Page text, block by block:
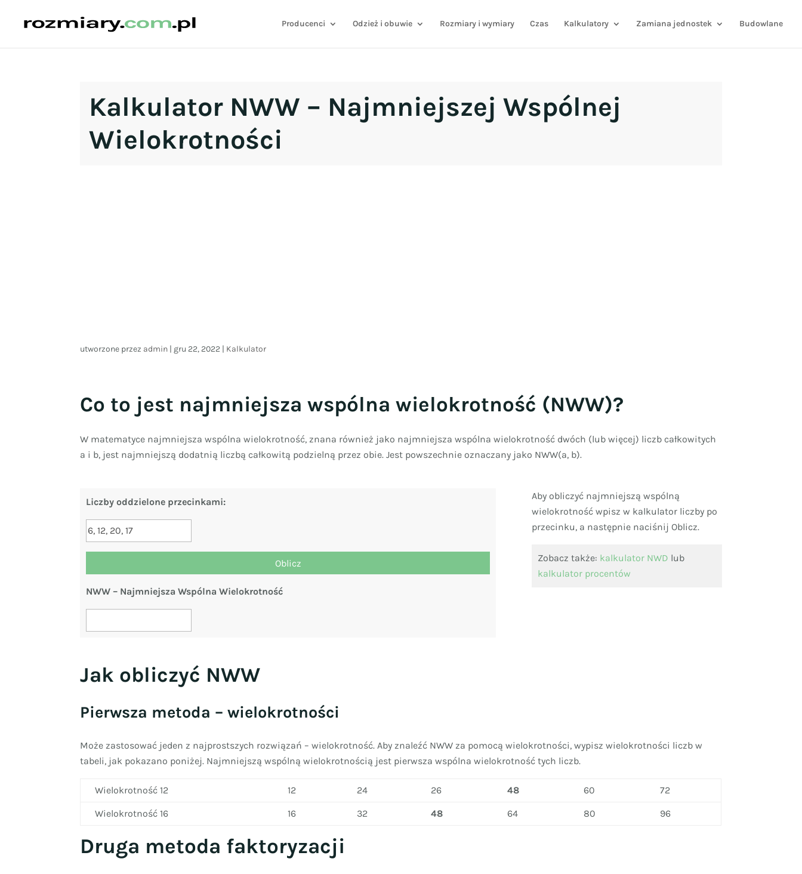
Producenci Odzież i obuwie Rozmiary i wymiary Czas Kalkulatory Zamiana jednostek Budowlane
Kalkulator NWW – Najmniejszej Wspólnej
Wielokrotności
utworzone przez admin | gru 22, 2022 | Kalkulator
Co to jest najmniejsza wspólna wielokrotność (NWW)?
W matematyce najmniejsza wspólna wielokrotność, znana również jako najmniejsza wspólna wielokrotność dwóch (lub więcej) liczb całkowitych
a i b, jest najmniejszą dodatnią liczbą całkowitą podzielną przez obie. Jest powszechnie oznaczany jako NWW(a, b).
Liczby oddzielone przecinkami:
NWW – Najmniejsza Wspólna Wielokrotność
Aby obliczyć najmniejszą wspólną
wielokrotność wpisz w kalkulator liczby po
przecinku, a następnie naciśnij Oblicz.
Zobacz także: kalkulator NWD lub
kalkulator procentów
Jak obliczyć NWW
Pierwsza metoda – wielokrotności
Może zastosować jeden z najprostszych rozwiązań – wielokrotność. Aby znaleźć NWW za pomocą wielokrotności, wypisz wielokrotności liczb w
tabeli, jak pokazano poniżej. Najmniejszą wspólną wielokrotnością jest pierwsza wspólna wielokrotność tych liczb.
Wielokrotność 12 12 24 26 48 60 72
Wielokrotność 16 16 32 48 64 80 96
Druga metoda faktoryzacji